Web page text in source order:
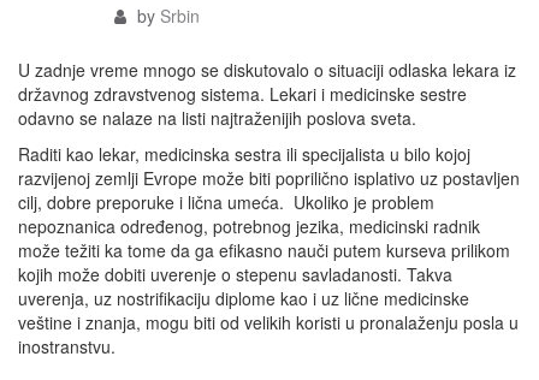
by Srbin
U zadnje vreme mnogo se diskutovalo o situaciji odlaska lekara iz
državnog zdravstvenog sistema. Lekari i medicinske sestre
odavno se nalaze na listi najtraženijih poslova sveta.
Raditi kao lekar, medicinska sestra ili specijalista u bilo kojoj
razvijenoj zemlji Evrope može biti poprilično isplativo uz postavljen
cilj, dobre preporuke i lična umeća. Ukoliko je problem
nepoznanica određenog, potrebnog jezika, medicinski radnik
može težiti ka tome da ga efikasno nauči putem kurseva prilikom
kojih može dobiti uverenje o stepenu savladanosti. Takva
uverenja, uz nostrifikaciju diplome kao i uz lične medicinske
veštine i znanja, mogu biti od velikih koristi u pronalaženju posla u
inostranstvu.